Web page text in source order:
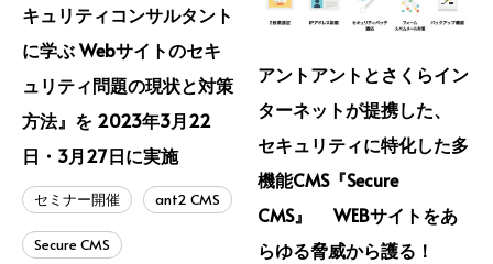
キュリティコンサルタント
に学ぶ Webサイトのセキ
ュリティ問題の現状と対策
方法』を 2023年3月22
日・3月27日に実施
セミナー開催 ant2 CMS
Secure CMS
アントアントとさくらイン
ターネットが提携した、
セキュリティに特化した多
機能CMS『Secure
CMS』 WEBサイトをあ
らゆる脅威から護る！